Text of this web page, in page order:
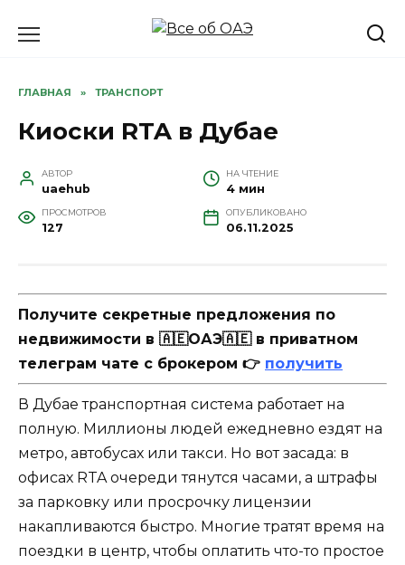
ГЛАВНАЯ » ТРАНСПОРТ
Киоски RTA в Дубае
АВТОР
uaehub
НА ЧТЕНИЕ
4 мин
ПРОСМОТРОВ
127
ОПУБЛИКОВАНО
06.11.2025
Получите секретные предложения по
недвижимости в 🇦🇪ОАЭ🇦🇪 в приватном
телеграм чате с брокером 👉 получить
В Дубае транспортная система работает на
полную. Миллионы людей ежедневно ездят на
метро, автобусах или такси. Но вот засада: в
офисах RTA очереди тянутся часами, а штрафы
за парковку или просрочку лицензии
накапливаются быстро. Многие тратят время на
поездки в центр, чтобы оплатить что-то простое